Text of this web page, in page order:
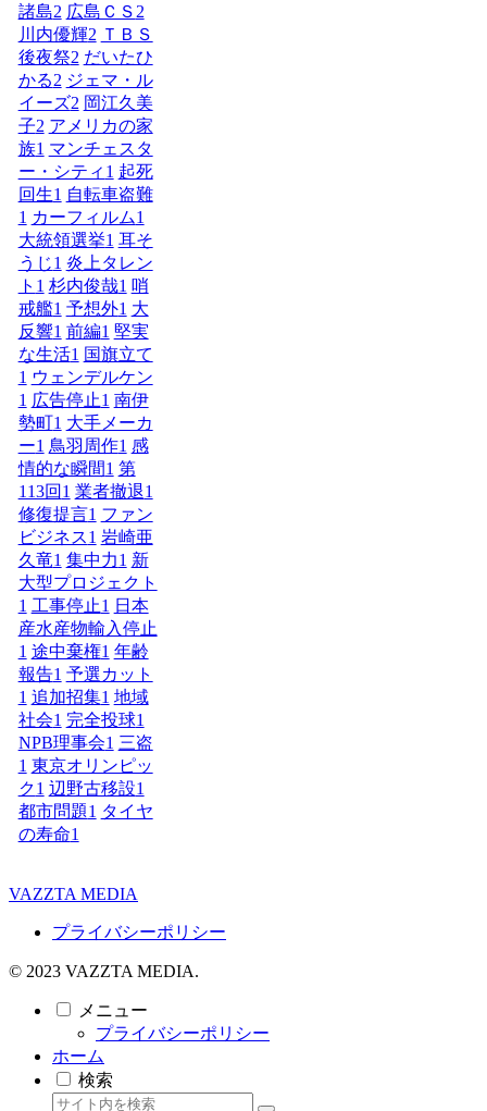
諸島2 広島ＣＳ 2
川内優輝2 ＴＢＳ
後夜祭2 だいたひ
かる2 ジェマ・ル
イーズ2 岡江久美
子2 アメリカの家
族1 マンチェスタ
ー・シティ 1 起死
回生1 自転車盗難
1 カーフィルム1
大統領選挙1 耳そ
うじ1 炎上タレン
ト 1 杉内俊哉1 哨
戒艦1 予想外1 大
反響1 前編1 堅実
な生活1 国旗立て
1 ウェンデルケン
1 広告停止1 南伊
勢町1 大手メーカ
ー1 鳥羽周作1 感
情的な瞬間1 第
113回 1 業者撤退1
修復提言1 ファン
ビジネス1 岩崎亜
久竜1 集中力1 新
大型プロジェクト
1 工事停止1 日本
産水産物輸入停止
1 途中棄権1 年齢
報告1 予選カット
1 追加招集1 地域
社会1 完全投球1
NPB理事会1 三盗
1 東京オリンピッ
ク1 辺野古移設1
都市問題1 タイヤ
の寿命1
VAZZTA MEDIA
プライバシーポリシー
© 2023 VAZZTA MEDIA.
メニュー
プライバシーポリシー
ホーム
検索